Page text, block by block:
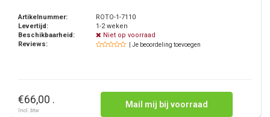
Artikelnummer:
ROTO-1-7110
Levertijd:
1-2 weken
Beschikbaarheid:
Niet op voorraad
Reviews:
| Je beoordeling toevoegen
€66,00 .
Incl. btw
Mail mij bij voorraad